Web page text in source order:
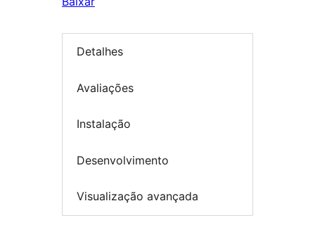
Detalhes
Avaliações
Instalação
Desenvolvimento
Visualização avançada